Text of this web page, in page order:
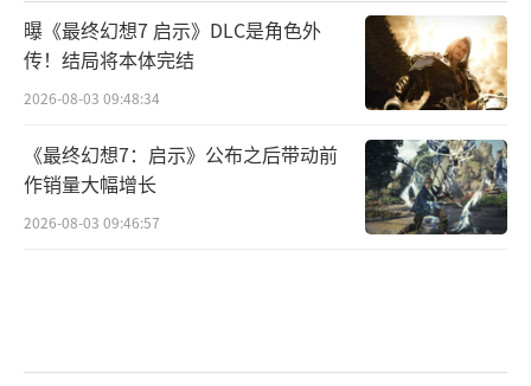
曝《最终幻想7 启示》DLC是角色外
传！结局将本体完结
2026-08-03 09:48:34
《最终幻想7：启示》公布之后带动前
作销量大幅增长
2026-08-03 09:46:57